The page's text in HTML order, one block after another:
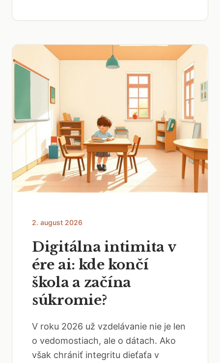
2. august 2026
Digitálna intimita v
ére ai: kde končí
škola a začína
súkromie?
V roku 2026 už vzdelávanie nie je len
o vedomostiach, ale o dátach. Ako
však chrániť integritu dieťaťa v